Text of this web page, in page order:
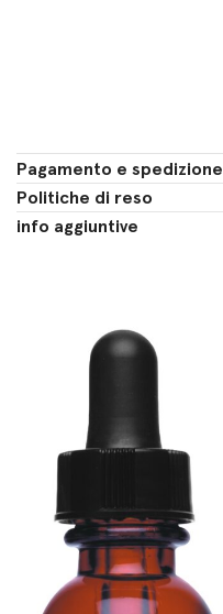
Pagamento e spedizione
Politiche di reso
info aggiuntive